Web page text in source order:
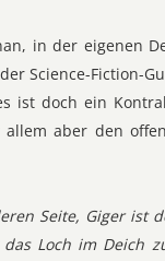
in der eigenen
Science-Fiction-
doch ein
aber den
Seite, Giger ist
Loch im Deich